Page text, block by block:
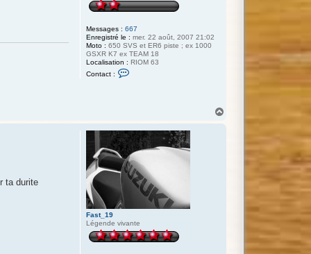
Messages : 667
Enregistré le : mer. 22 août, 2007 21:02
Moto : 650 SVS et ER6 piste ; ex 1000
GSXR K7 ex TEAM 18
Localisation : RIOM 63
Contact :
a
c
k
s
n
Fast_19
Légende vivante
ta durite